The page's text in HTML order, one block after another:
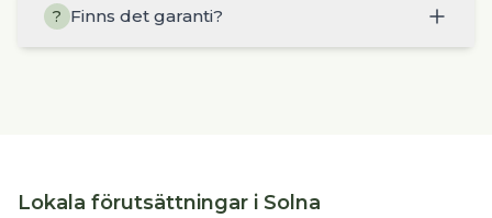
? Finns det garanti?
Lokala förutsättningar i Solna